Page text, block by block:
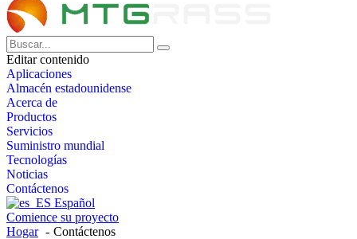
Editar contenido
Aplicaciones
Almacén estadounidense
Acerca de
Productos
Servicios
Suministro mundial
Tecnologías
Noticias
Contáctenos
Español
Comience su proyecto
Hogar
Contáctenos